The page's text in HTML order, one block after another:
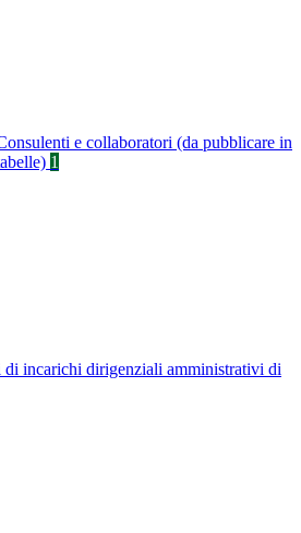
e collaboratori (da pubblicare in
1
di incarichi dirigenziali amministrativi di